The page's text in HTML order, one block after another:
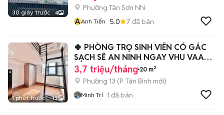
30 giây trước 4
Phường Tân Sơn Nhì
AAnh Tiến 5.0 7 đã bán
1 phút trước 12
🍀 PHÒNG TRỌ SINH VIÊN CÓ GÁC
SẠCH SẼ AN NINH NGAY VHU VAA
CD Y PNT
3,7 triệu/tháng 20 m²
Phường 13 (P. Tân Bình mới)
Minh Trí 1 đã bán